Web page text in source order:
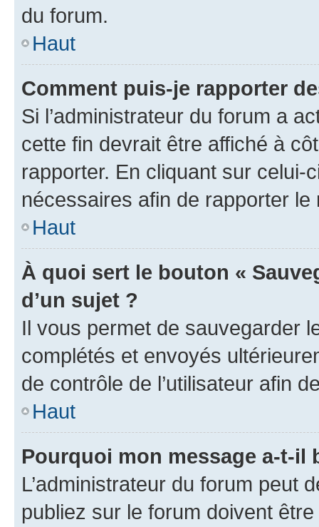
du forum.
Haut
Comment puis-je rapporter
Si l’administrateur du forum a
cette fin devrait être affiché à
rapporter. En cliquant sur
nécessaires afin de rapporter le
Haut
À quoi sert le bouton «
d’un sujet ?
Il vous permet de sauvegarder
complétés et envoyés
de contrôle de l’utilisateur afin
Haut
Pourquoi mon message a-t-il
L’administrateur du forum peut
publiez sur le forum doivent